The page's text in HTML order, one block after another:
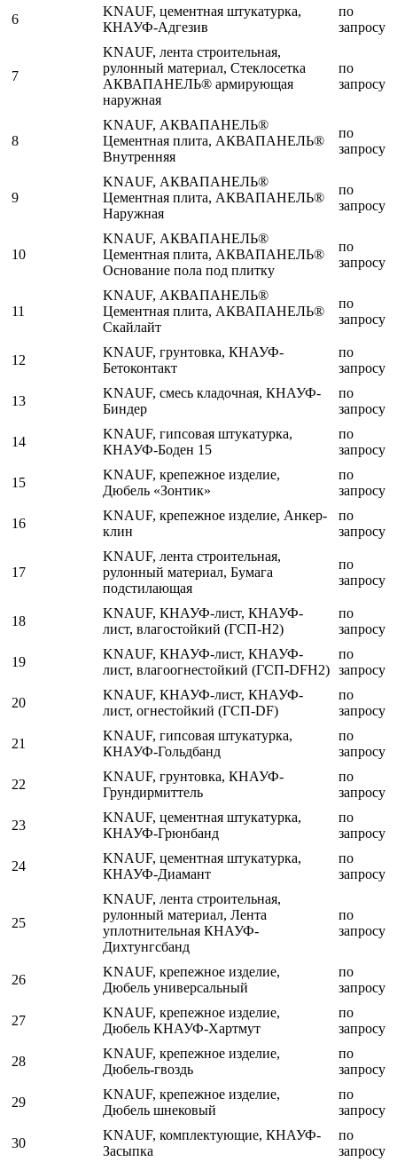
6
KNAUF, цементная штукатурка,
КНАУФ-Адгезив
по
запросу
7
KNAUF, лента строительная,
рулонный материал, Стеклосетка
АКВАПАНЕЛЬ® армирующая
наружная
по
запросу
8
KNAUF, АКВАПАНЕЛЬ®
Цементная плита, АКВАПАНЕЛЬ®
Внутренняя
по
запросу
9
KNAUF, АКВАПАНЕЛЬ®
Цементная плита, АКВАПАНЕЛЬ®
Наружная
по
запросу
10
KNAUF, АКВАПАНЕЛЬ®
Цементная плита, АКВАПАНЕЛЬ®
Основание пола под плитку
по
запросу
11
KNAUF, АКВАПАНЕЛЬ®
Цементная плита, АКВАПАНЕЛЬ®
Скайлайт
по
запросу
12
KNAUF, грунтовка, КНАУФ-
Бетоконтакт
по
запросу
13
KNAUF, смесь кладочная, КНАУФ-
Биндер
по
запросу
14
KNAUF, гипсовая штукатурка,
КНАУФ-Боден 15
по
запросу
15
KNAUF, крепежное изделие,
Дюбель «Зонтик»
по
запросу
16
KNAUF, крепежное изделие, Анкер-
клин
по
запросу
17
KNAUF, лента строительная,
рулонный материал, Бумага
подстилающая
по
запросу
18
KNAUF, КНАУФ-лист, КНАУФ-
лист, влагостойкий (ГСП-Н2)
по
запросу
19
KNAUF, КНАУФ-лист, КНАУФ-
лист, влагоогнестойкий (ГСП-DFН2)
по
запросу
20
KNAUF, КНАУФ-лист, КНАУФ-
лист, огнестойкий (ГСП-DF)
по
запросу
21
KNAUF, гипсовая штукатурка,
КНАУФ-Гольдбанд
по
запросу
22
KNAUF, грунтовка, КНАУФ-
Грундирмиттель
по
запросу
23
KNAUF, цементная штукатурка,
КНАУФ-Грюнбанд
по
запросу
24
KNAUF, цементная штукатурка,
КНАУФ-Диамант
по
запросу
25
KNAUF, лента строительная,
рулонный материал, Лента
уплотнительная КНАУФ-
Дихтунгсбанд
по
запросу
26
KNAUF, крепежное изделие,
Дюбель универсальный
по
запросу
27
KNAUF, крепежное изделие,
Дюбель КНАУФ-Хартмут
по
запросу
28
KNAUF, крепежное изделие,
Дюбель-гвоздь
по
запросу
29
KNAUF, крепежное изделие,
Дюбель шнековый
по
запросу
30
KNAUF, комплектующие, КНАУФ-
Засыпка
по
запросу